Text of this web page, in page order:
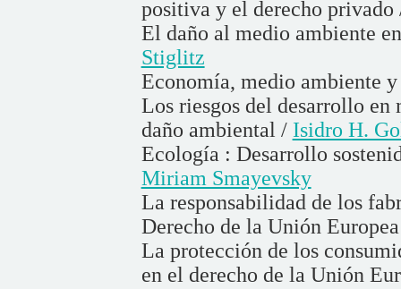
positiva y el derecho
El daño al medio ambiente
Stiglitz
Economía, medio ambiente
Los riesgos del desarrollo en
daño ambiental / Isidro H.
Ecología : Desarrollo
Miriam Smayevsky
La responsabilidad de los
Derecho de la Unión
La protección de los
en el derecho de la Unión